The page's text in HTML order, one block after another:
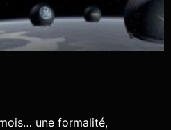
une formalité,